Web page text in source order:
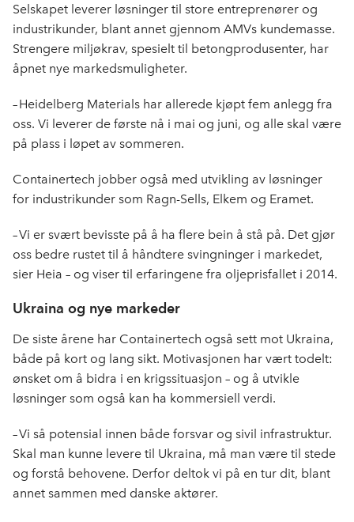
Selskapet leverer løsninger til store entreprenører og
industrikunder, blant annet gjennom AMVs kundemasse.
Strengere miljøkrav, spesielt til betongprodusenter, har
åpnet nye markedsmuligheter.
– Heidelberg Materials har allerede kjøpt fem anlegg fra
oss. Vi leverer de første nå i mai og juni, og alle skal være
på plass i løpet av sommeren.
Containertech jobber også med utvikling av løsninger
for industrikunder som Ragn-Sells, Elkem og Eramet.
– Vi er svært bevisste på å ha flere bein å stå på. Det gjør
oss bedre rustet til å håndtere svingninger i markedet,
sier Heia – og viser til erfaringene fra oljeprisfallet i 2014.
Ukraina og nye markeder
De siste årene har Containertech også sett mot Ukraina,
både på kort og lang sikt. Motivasjonen har vært todelt:
ønsket om å bidra i en krigssituasjon – og å utvikle
løsninger som også kan ha kommersiell verdi.
– Vi så potensial innen både forsvar og sivil infrastruktur.
Skal man kunne levere til Ukraina, må man være til stede
og forstå behovene. Derfor deltok vi på en tur dit, blant
annet sammen med danske aktører.